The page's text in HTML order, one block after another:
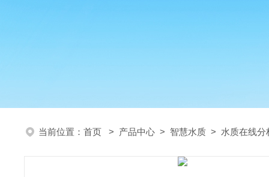
当前位置： 首页 > 产品中心 > 智慧水质 > 水质在线分